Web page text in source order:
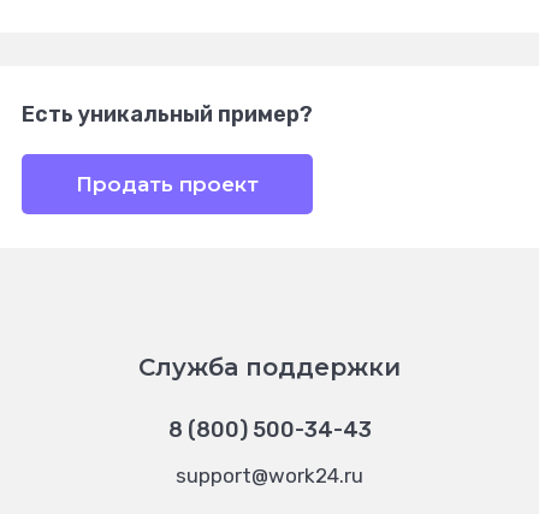
Есть уникальный пример?
Продать проект
Служба поддержки
8 (800) 500-34-43
support@work24.ru